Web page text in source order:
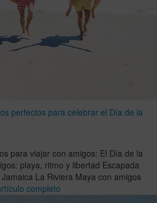
perfectos para celebrar el Día de la
para viajar con amigos: El Día de la
playa, ritmo y libertad Escapada
La Riviera Maya con amigos
completo